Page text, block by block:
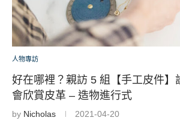
人物專訪
好在哪裡？親訪 5 組【手工皮件】
會欣賞皮革 – 造物進行式
by Nicholas 2021-04-20